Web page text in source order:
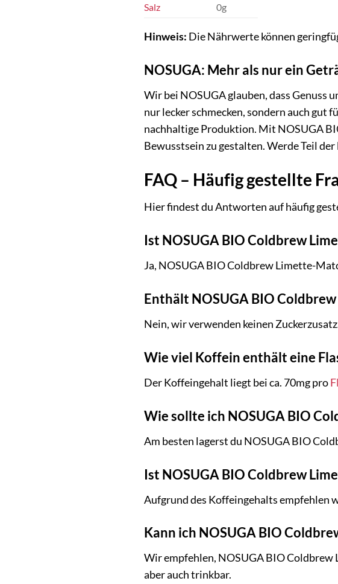
Salz
0g
Hinweis: Die Nährwerte können
NOSUGA: Mehr als nur ein
Wir bei NOSUGA glauben, dass Genuss
nur lecker schmecken, sondern auch
nachhaltige Produktion. Mit NOSUGA
Bewusstsein zu gestalten. Werde Teil
FAQ – Häufig gestellte
Hier findest du Antworten auf häufig
Ist NOSUGA BIO Coldbrew
Ja, NOSUGA BIO Coldbrew Limette-
Enthält NOSUGA BIO
Nein, wir verwenden keinen
Wie viel Koffein enthält eine
Der Koffeingehalt liegt bei ca. 70mg pro
Wie sollte ich NOSUGA BIO
Am besten lagerst du NOSUGA BIO
Ist NOSUGA BIO Coldbrew
Aufgrund des Koffeingehalts empfehlen
Kann ich NOSUGA BIO
Wir empfehlen, NOSUGA BIO Coldbrew
aber auch trinkbar.